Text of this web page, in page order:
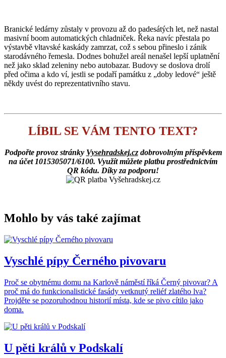
Branické ledárny zůstaly v provozu až do padesátých let, než nastal
masivní boom automatických chladniček. Řeka navíc přestala po
výstavbě vltavské kaskády zamrzat, což s sebou přineslo i zánik
starodávného řemesla. Dodnes bohužel areál nenašel lepší uplatnění
než jako sklad zeleniny nebo autobazar. Budovy se doslova drolí
před očima a kdo ví, jestli se podaří památku z „doby ledové“ ještě
někdy uvést do reprezentativního stavu.
LÍBIL SE VÁM TENTO TEXT?
Podpořte provoz stránky Vysehradskej.czdobrovolným příspěvkem
na účet 1015305071/6100. Využít můžete platbu prostřednictvím
QR kódu. Díky za podporu!
Mohlo by vás také zajímat
Vyschlé pípy Černého pivovaru
Proč se obytnému domu na Karlově náměstí říká Černý pivovar? A
proč má do funkcionalistické fasády vetknutý reliéf zlatého lva?
Projděte se pozoruhodnou historií místa, kde se pivo cítilo jako
doma.
U pěti králů v Podskalí